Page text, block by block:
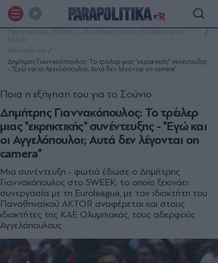
Παραπολιτικά | Ειδήσεις - Οι ειδήσεις από την Ελλάδα και τον
κόσμο
Αθλητικά νέα
Δημήτρης Γιαννακόπουλος: Το τρέιλερ μιας "εκρηκτικής" συνέντευξης
- "Εγώ και οι Αγγελόπουλοι; Αυτά δεν λέγονται on camera"
Δημήτρης Γιαννακόπουλος: Το τρέιλερ
μιας "εκρηκτικής" συνέντευξης - "Εγώ και
οι Αγγελόπουλοι; Αυτά δεν λέγονται on
camera"
Ποια η εξήγηση του για το Σούνιο
Μια συνέντευξη - φωτιά έδωσε ο Δημήτρης
Γιαννακόπουλος στο SWEEK, το οποίο ξεκινάει
συνεργασία με τη Euroleague, με τον ιδιοκτήτη του
Παναθηναϊκού AKTOR αναφέρεται και στους
ιδιοκτήτες της ΚΑΕ Ολυμπιακός, τους αδερφούς
Αγγελόπουλους